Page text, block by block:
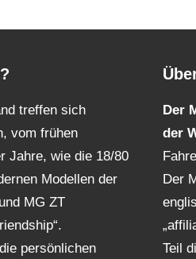
treffen sich
vom frühen
Jahre, wie die 18/80
Modellen der
MG ZT
persönlichen
Der
der
Der
Teil